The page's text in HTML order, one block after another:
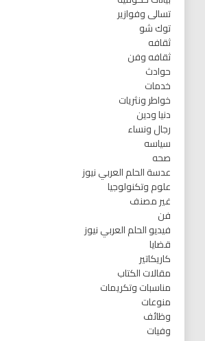
تسالى وفوازير
توك شو
ثقافه
ثقافه وفن
حوادث
خدمات
خواطر ونثريات
دنيا ودين
رجال ونساء
سياسه
صحه
عدسة الحلم العربي نيوز
علوم وتكنولوجيا
غير مصنف
فن
فيديو الحلم العربي نيوز
قضايا
كاريكاتير
مقالات الكتاب
مناسبات وتكريمات
منوعات
وظائف
وفيات